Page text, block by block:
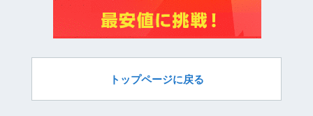
トップページに戻る